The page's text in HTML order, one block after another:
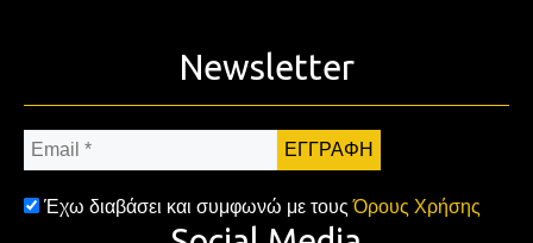
Newsletter
Email
*
Έχω διαβάσει και συμφωνώ με τουςΌρους Χρήσης